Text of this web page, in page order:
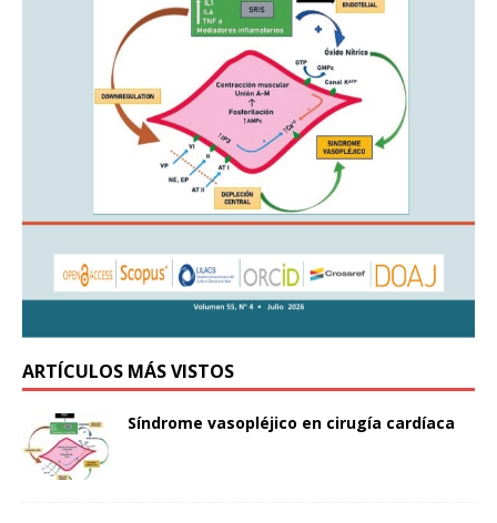
ARTÍCULOS MÁS VISTOS
Síndrome vasopléjico en cirugía cardíaca